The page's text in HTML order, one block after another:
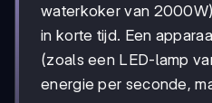
waterkoker van
in korte tijd. Een
(zoals een LED-lamp
energie per seconde,